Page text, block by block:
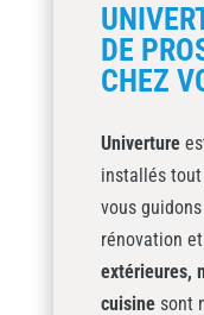
DE
CHEZ
Univerture
installés tout
vous
rénovation
extérieures,
cuisinesont